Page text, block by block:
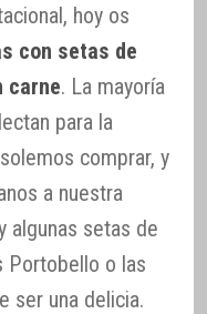
hoy os
con setas de
carne. La mayoría
para la
comprar, y
a nuestra
algunas setas de
Portobello o las
ser una delicia.